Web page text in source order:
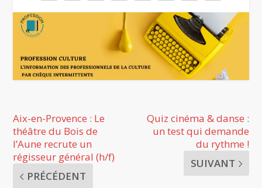
Aix-en-Provence : Le
théâtre du Bois de
l’Aune recrute un
régisseur général (h/f)
PRÉCÉDENT
Quiz cinéma & danse :
un test qui demande
du rythme !
SUIVANT